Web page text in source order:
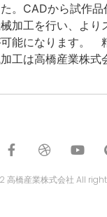
。CADから試作
加工を行い、より
可能になります。
工は高橋産業株式
高橋産業株式会社 All